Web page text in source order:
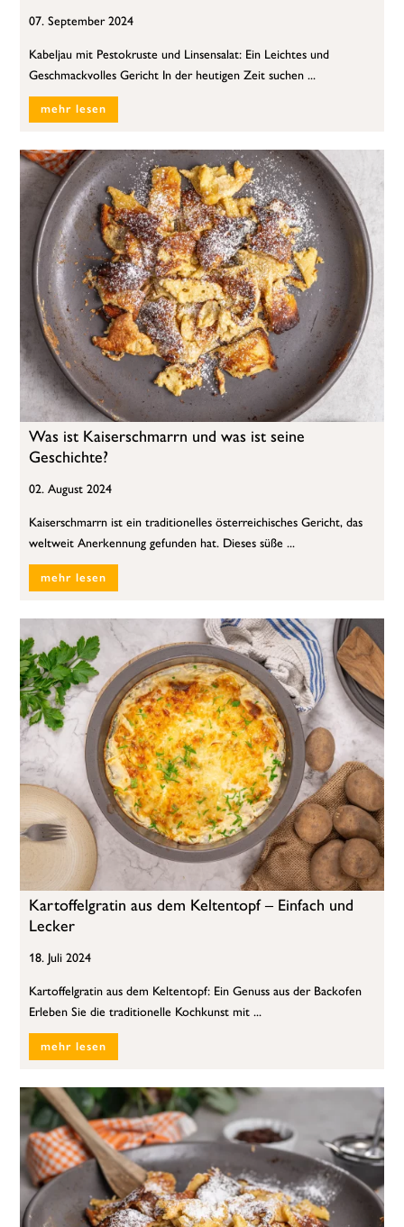
07. September 2024
Kabeljau mit Pestokruste und Linsensalat: Ein Leichtes und
Geschmackvolles Gericht In der heutigen Zeit suchen ...
mehr lesen
Was ist Kaiserschmarrn und was ist seine
Geschichte?
02. August 2024
Kaiserschmarrn ist ein traditionelles österreichisches Gericht, das
weltweit Anerkennung gefunden hat. Dieses süße ...
mehr lesen
Kartoffelgratin aus dem Keltentopf – Einfach und
Lecker
18. Juli 2024
Kartoffelgratin aus dem Keltentopf: Ein Genuss aus der Backofen
Erleben Sie die traditionelle Kochkunst mit ...
mehr lesen